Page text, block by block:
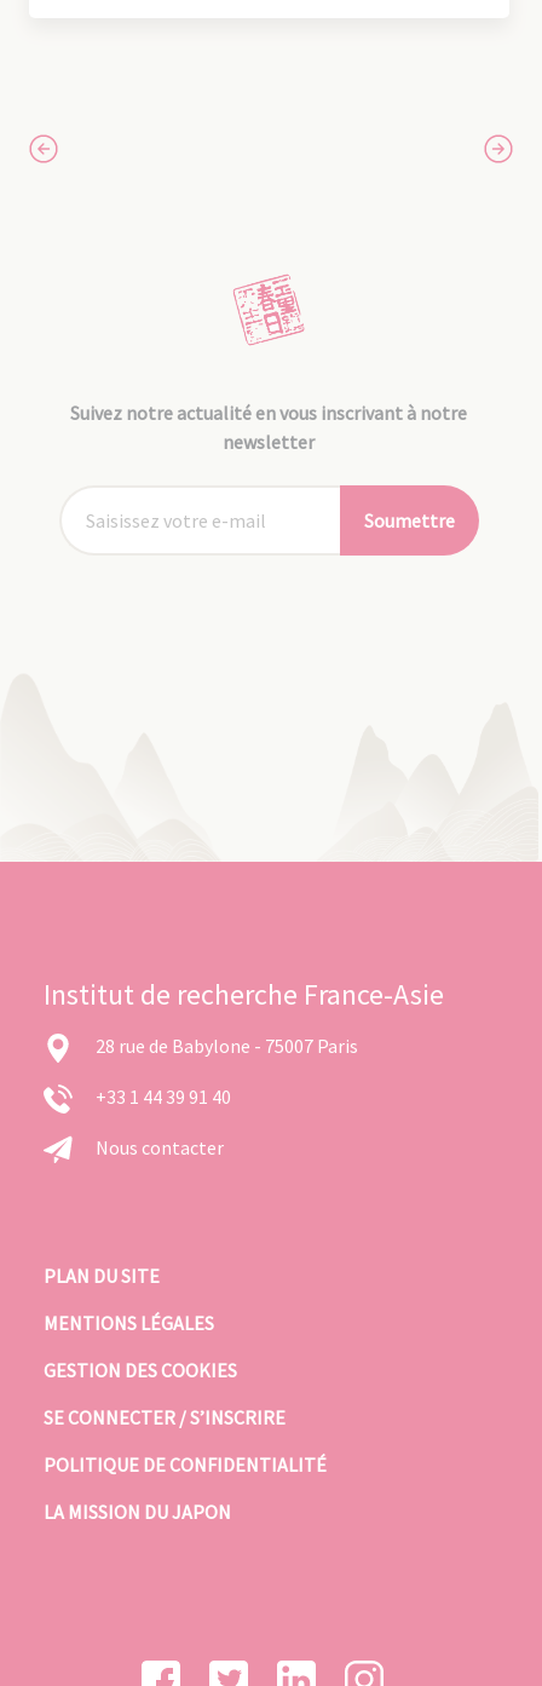
Suivez notre actualité en vous inscrivant à notre
newsletter
Soumettre
Institut de recherche France-Asie
28 rue de Babylone - 75007 Paris
+33 1 44 39 91 40
Nous contacter
PLAN DU SITE
MENTIONS LÉGALES
GESTION DES COOKIES
SE CONNECTER / S’INSCRIRE
POLITIQUE DE CONFIDENTIALITÉ
LA MISSION DU JAPON